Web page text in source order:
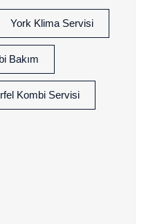
York Klima Servisi
Bakım
Kombi Servisi